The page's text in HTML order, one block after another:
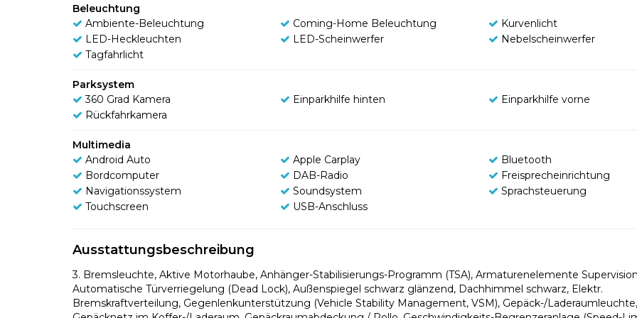
Beleuchtung
Ambiente-Beleuchtung
Coming-Home Beleuchtung
Kurvenlicht
LED-Heckleuchten
LED-Scheinwerfer
Nebelscheinwerfer
Tagfahrlicht
Parksystem
360 Grad Kamera
Einparkhilfe hinten
Einparkhilfe vorne
Rückfahrkamera
Multimedia
Android Auto
Apple Carplay
Bluetooth
Bordcomputer
DAB-Radio
Freisprecheinrichtung
Navigationssystem
Soundsystem
Sprachsteuerung
Touchscreen
USB-Anschluss
Ausstattungsbeschreibung
3. Bremsleuchte, Aktive Motorhaube, Anhänger-Stabilisierungs-Programm (TSA), Armaturenelemente
Automatische Türverriegelung (Dead Lock), Außenspiegel schwarz glänzend, Dachhimmel schwarz, Elektr.
Bremskraftverteilung, Gegenlenkunterstützung (Vehicle Stability Management, VSM), Gepäck-/Laderaumleuchte,